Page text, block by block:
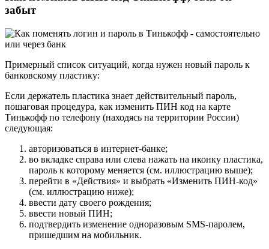
забыт
Примерный список ситуаций, когда нужен новый пароль к
банковскому пластику:
Если держатель пластика знает действительный пароль,
пошаговая процедура, как изменить ПИН код на карте
Тинькофф по телефону (находясь на территории России)
следующая:
авторизоваться в интернет-банке;
во вкладке справа или слева нажать на иконку пластика,
пароль к которому меняется (см. иллюстрацию выше);
перейти в «Действия» и выбрать «Изменить ПИН-код»
(см. иллюстрацию ниже);
ввести дату своего рождения;
ввести новый ПИН;
подтвердить изменение одноразовым SMS-паролем,
пришедшим на мобильник.